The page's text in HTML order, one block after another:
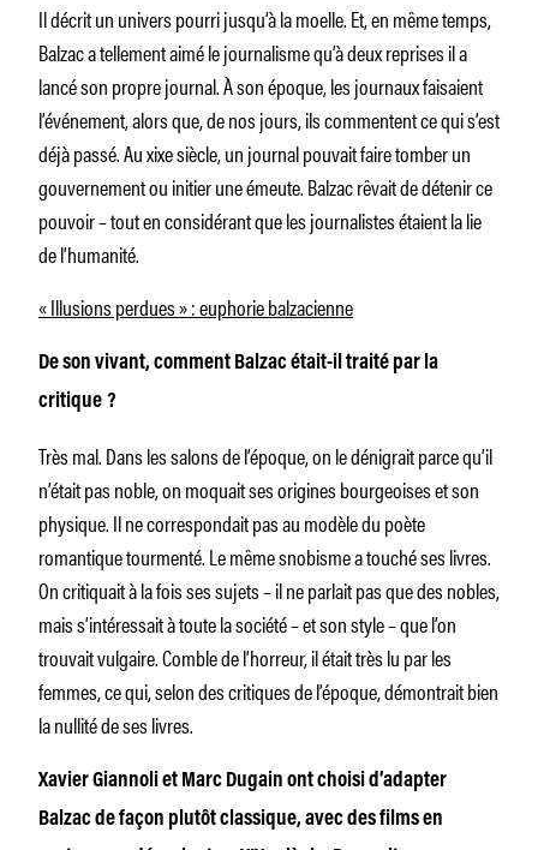
Il décrit un univers pourri jusqu’à la moelle. Et, en même temps,
Balzac a tellement aimé le journalisme qu’à deux reprises il a
lancé son propre journal. À son époque, les journaux faisaient
l’événement, alors que, de nos jours, ils commentent ce qui s’est
déjà passé. Au xixe siècle, un journal pouvait faire tomber un
gouvernement ou initier une émeute. Balzac rêvait de détenir ce
pouvoir – tout en considérant que les journalistes étaient la lie
de l’humanité.
« Illusions perdues » : euphorie balzacienne
De son vivant, comment Balzac était-il traité par la
critique ?
Très mal. Dans les salons de l’époque, on le dénigrait parce qu’il
n’était pas noble, on moquait ses origines bourgeoises et son
physique. Il ne correspondait pas au modèle du poète
romantique tourmenté. Le même snobisme a touché ses livres.
On critiquait à la fois ses sujets – il ne parlait pas que des nobles,
mais s’intéressait à toute la société – et son style – que l’on
trouvait vulgaire. Comble de l’horreur, il était très lu par les
femmes, ce qui, selon des critiques de l’époque, démontrait bien
la nullité de ses livres.
Xavier Giannoli et Marc Dugain ont choisi d’adapter
Balzac de façon plutôt classique, avec des films en